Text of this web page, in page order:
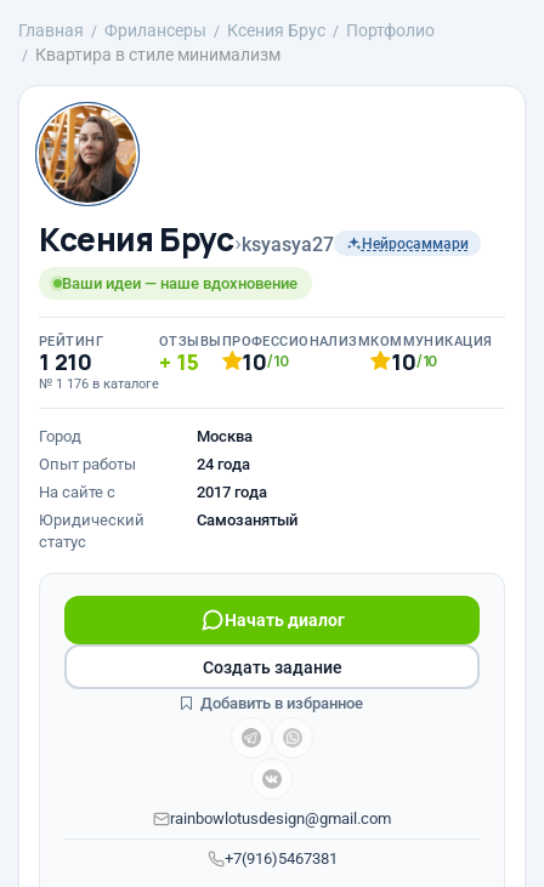
Главная Фрилансеры Ксения Брус
Портфолио
Квартира в стиле минимализм
Ксения Брус›ksyasya27 Нейросаммари
Ваши идеи — наше вдохновение
РЕЙТИНГ
1 210
№ 1 176 в каталоге
ОТЗЫВЫ
15
ПРОФЕССИОНАЛИЗМ
10/10
КОММУНИКАЦИЯ
10/10
Город
Москва
Опыт работы
24 года
На сайте с
2017 года
Юридический
статус
Самозанятый
+7(916)5467381
Начать диалог
rainbowlotusdesign@gmail.com
Создать задание
Добавить в избранное